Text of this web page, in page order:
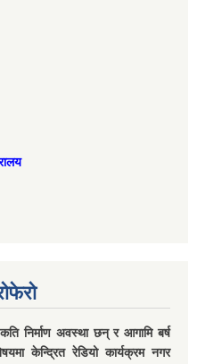
निर्माण अवस्था छन् र आगामि बर्ष
केन्द्रित रेडियो कार्यक्रम नगर